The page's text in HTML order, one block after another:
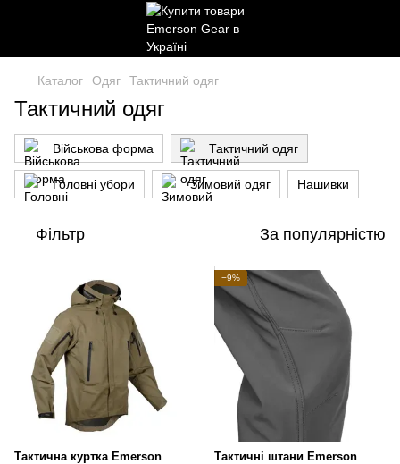
Каталог Одяг Тактичний одяг
Тактичний одяг
Військова форма Тактичний одяг
Головні убори Зимовий одяг Нашивки
Фільтр За популярністю
Тактична куртка Emerson
−9%
Тактичні штани Emerson